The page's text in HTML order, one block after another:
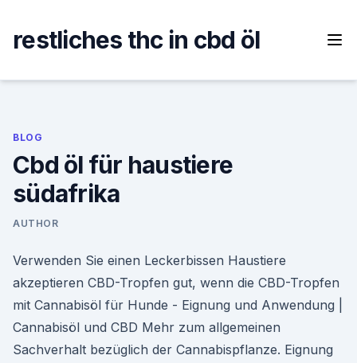
content
restliches thc in cbd öl
BLOG
Cbd öl für haustiere
südafrika
AUTHOR
Verwenden Sie einen Leckerbissen Haustiere
akzeptieren CBD-Tropfen gut, wenn die CBD-Tropfen
mit Cannabisöl für Hunde - Eignung und Anwendung |
Cannabisöl und CBD Mehr zum allgemeinen
Sachverhalt bezüglich der Cannabispflanze. Eignung